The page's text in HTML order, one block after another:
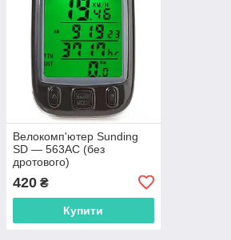
Велокомп'ютер Sunding
SD — 563AC (без
дротового)
420 ₴
Купити